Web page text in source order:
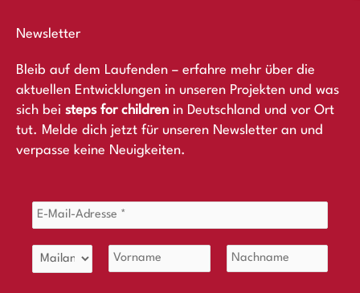
Newsletter
Bleib auf dem Laufenden – erfahre mehr über die
aktuellen Entwicklungen in unseren Projekten und was
sich bei steps for children in Deutschland und vor Ort
tut. Melde dich jetzt für unseren Newsletter an und
verpasse keine Neuigkeiten.